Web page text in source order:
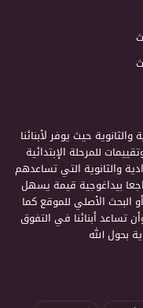
حيث يوفر لأبنائنا
للمرحلة الإبتدائية
والثانوية التي تساعدهم
بيداغوجية قيمة يسهل
البحث الأصلي للموقع كما
تساعد أبنائنا في التفوق
بحول الله